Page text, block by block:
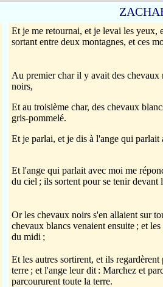
Et je me retournai, et je levai les yeux,
sortant entre deux montagnes, et ces
Au premier char il y avait des chevaux
noirs,
Et au troisième char, des chevaux
gris-pommelé.
Et je parlai, et je dis à l'ange qui parlait
Et l'ange qui parlait avec moi me
du ciel ; ils sortent pour se tenir devant
Or les chevaux noirs s'en allaient sur
chevaux blancs venaient ensuite ; et
du midi ;
Et les autres sortirent, et ils
terre ; et l'ange leur dit : Marchez et
parcoururent toute la terre.